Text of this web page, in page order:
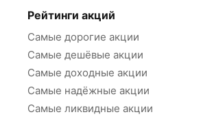
Рейтинги акций
Самые дорогие акции
Самые дешёвые акции
Самые доходные акции
Самые надёжные акции
Самые ликвидные акции